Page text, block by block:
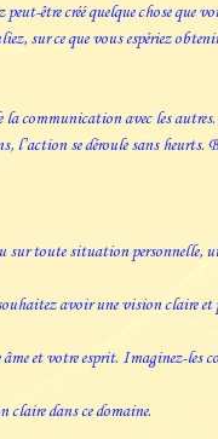
être créé quelque chose que
sur ce que vous espériez
la communication avec les
l’action se déroule sans
toute situation personnelle,
avoir une vision claire et
et votre esprit. Imaginez-les
claire dans ce domaine.